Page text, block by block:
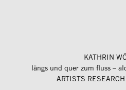
KATHRIN
längs und quer zum fluss –
ARTISTS